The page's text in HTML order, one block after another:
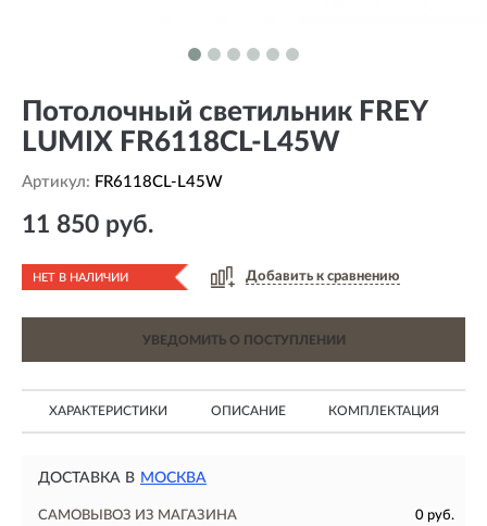
Потолочный светильник FREY
LUMIX FR6118CL-L45W
Артикул: FR6118CL-L45W
11 850 руб.
НЕТ В НАЛИЧИИ Добавить к сравнению
УВЕДОМИТЬ О ПОСТУПЛЕНИИ
ХАРАКТЕРИСТИКИ ОПИСАНИЕ КОМПЛЕКТАЦИЯ
ДОСТАВКА В МОСКВА
САМОВЫВОЗ ИЗ МАГАЗИНА
0 руб.